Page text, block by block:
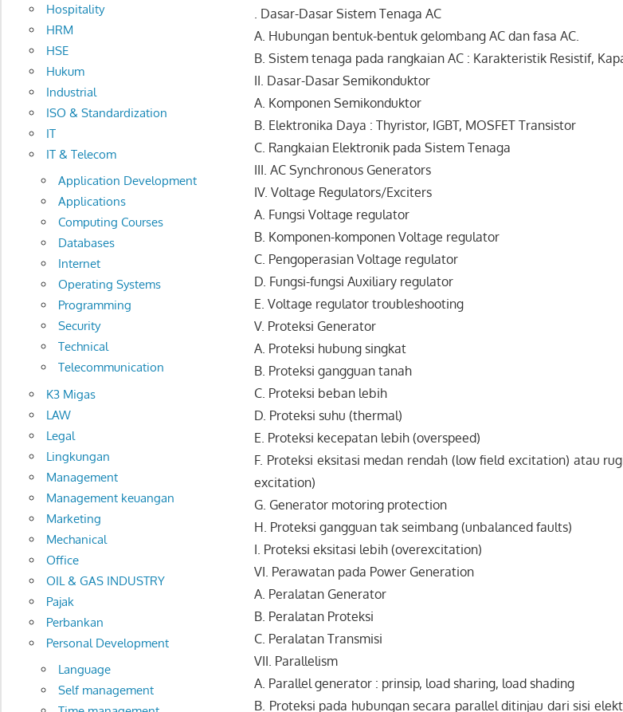
. Dasar-Dasar Sistem Tenaga AC
A. Hubungan bentuk-bentuk gelombang AC dan fasa AC.
B. Sistem tenaga pada rangkaian AC : Karakteristik Resistif,
II. Dasar-Dasar Semikonduktor
A. Komponen Semikonduktor
B. Elektronika Daya : Thyristor, IGBT, MOSFET Transistor
C. Rangkaian Elektronik pada Sistem Tenaga
III. AC Synchronous Generators
IV. Voltage Regulators/Exciters
A. Fungsi Voltage regulator
B. Komponen-komponen Voltage regulator
C. Pengoperasian Voltage regulator
D. Fungsi-fungsi Auxiliary regulator
E. Voltage regulator troubleshooting
V. Proteksi Generator
A. Proteksi hubung singkat
B. Proteksi gangguan tanah
C. Proteksi beban lebih
D. Proteksi suhu (thermal)
E. Proteksi kecepatan lebih (overspeed)
F. Proteksi eksitasi medan rendah (low field excitation) atau
excitation)
G. Generator motoring protection
H. Proteksi gangguan tak seimbang (unbalanced faults)
I. Proteksi eksitasi lebih (overexcitation)
VI. Perawatan pada Power Generation
A. Peralatan Generator
B. Peralatan Proteksi
C. Peralatan Transmisi
VII. Parallelism
A. Parallel generator : prinsip, load sharing, load shading
B. Proteksi pada hubungan secara parallel ditinjau dari sisi
Hospitality
HRM
HSE
Hukum
Industrial
ISO & Standardization
IT
IT & Telecom
Application Development
Applications
Computing Courses
Databases
Internet
Operating Systems
Programming
Security
Technical
Telecommunication
K3 Migas
LAW
Legal
Lingkungan
Management
Management keuangan
Marketing
Mechanical
Office
OIL & GAS INDUSTRY
Pajak
Perbankan
Personal Development
Language
Self management